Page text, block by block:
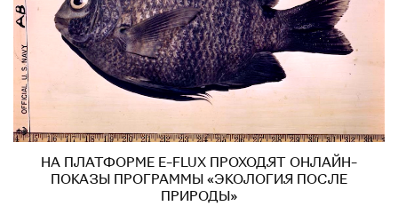
НА ПЛАТФОРМЕ E-FLUX ПРОХОДЯТ ОНЛАЙН-
ПОКАЗЫ ПРОГРАММЫ «ЭКОЛОГИЯ ПОСЛЕ
ПРИРОДЫ»